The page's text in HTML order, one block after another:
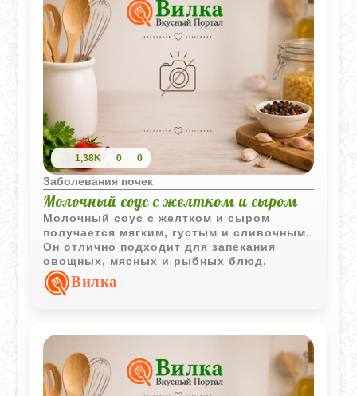
1,38K 0 0
Заболевания почек
Молочный соус с желтком и сыром
Молочный соус с желтком и сыром
получается мягким, густым и сливочным.
Он отлично подходит для запекания
овощных, мясных и рыбных блюд.
Вилка